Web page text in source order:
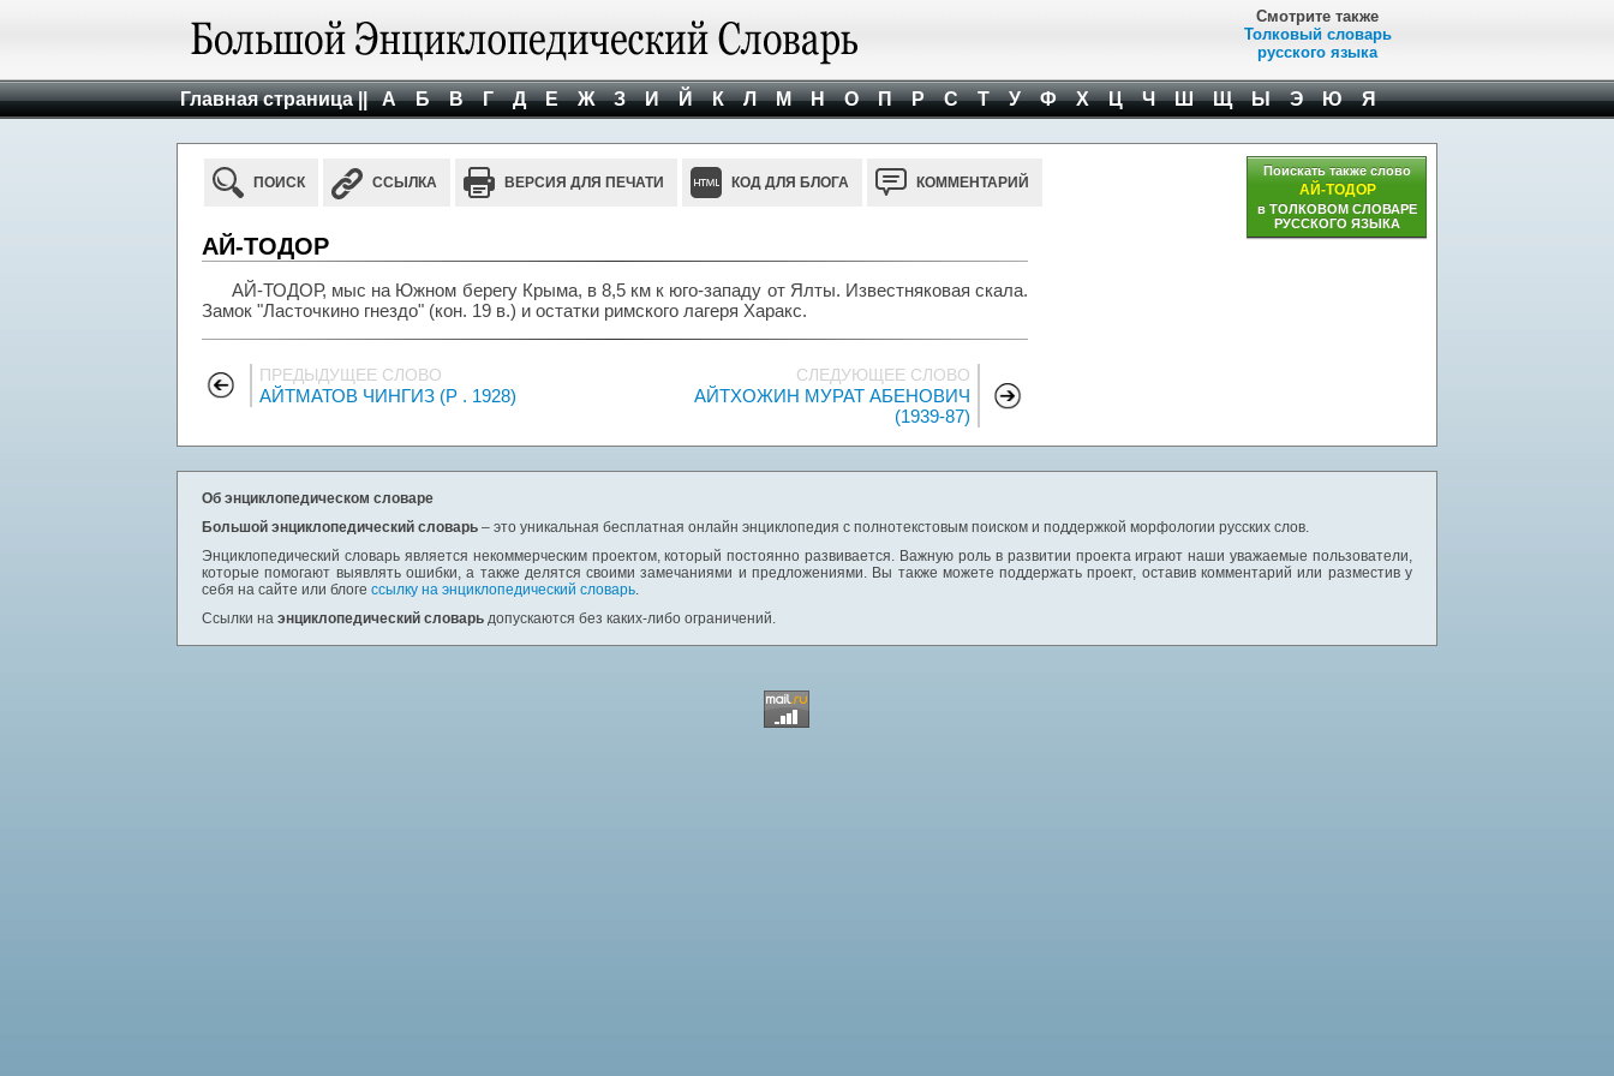
Смотрите также
Толковый словарь
русского языка
Главная страница || А Б В Г Д Е Ж З И Й К Л М Н О П Р С Т У Ф Х Ц Ч Ш Щ Ы Э Ю Я
ПОИСК ССЫЛКА ВЕРСИЯ ДЛЯ ПЕЧАТИ КОД ДЛЯ БЛОГА КОММЕНТАРИЙ
АЙ-ТОДОР
АЙ-ТОДОР, мыс на Южном берегу Крыма, в 8,5 км к юго-западу от Ялты. Известняковая скала.
Замок "Ласточкино гнездо" (кон. 19 в.) и остатки римского лагеря Харакс.
ПРЕДЫДУЩЕЕ СЛОВО
АЙТМАТОВ ЧИНГИЗ (Р . 1928)
СЛЕДУЮЩЕЕ СЛОВО
АЙТХОЖИН МУРАТ АБЕНОВИЧ
(1939-87)
Поискать также слово
АЙ-ТОДОР
в ТОЛКОВОМ СЛОВАРЕ
РУССКОГО ЯЗЫКА
Об энциклопедическом словаре
Большой энциклопедический словарь – это уникальная бесплатная онлайн энциклопедия с полнотекстовым поиском и поддержкой морфологии русских слов.
Энциклопедический словарь является некоммерческим проектом, который постоянно развивается. Важную роль в развитии проекта играют наши уважаемые пользователи,
которые помогают выявлять ошибки, а также делятся своими замечаниями и предложениями. Вы также можете поддержать проект, оставив комментарий или разместив у
себя на сайте или блоге ссылку на энциклопедический словарь.
Ссылки на энциклопедический словарь допускаются без каких-либо ограничений.